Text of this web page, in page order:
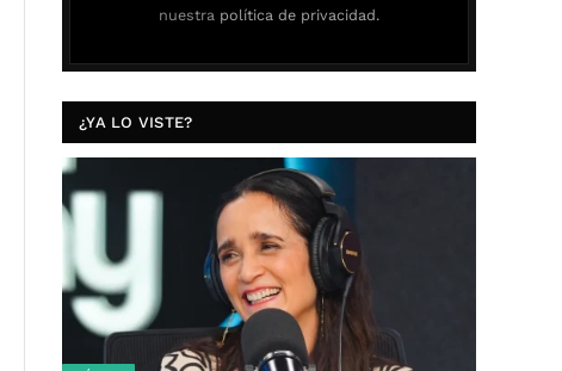
nuestra política de privacidad.
¿YA LO VISTE?